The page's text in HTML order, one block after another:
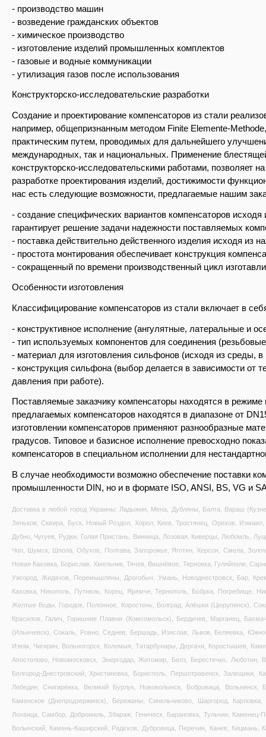
- производство машин
- возведение гражданских объектов
- химическое производство
- изготовление изделий промышленных комплектов
- газовые и водные коммуникации
- утилизация газов после использования
Конструкторско-исследовательские разработки
Создание и проектирование компенсаторов из стали
например, общепризнанным методом Finite Elemente-
практическим путем, проводимых для дальнейшего
международных, так и национальных. Применение
конструкторско-исследовательскими работами, позволяет
разработке проектирования изделий, достижимости
нас есть следующие возможности, предлагаемые нашим
- создание специфических вариантов компенсаторов
гарантирует решение задачи надежности поставляемых
- поставка действительно действенного изделия исходя из
- простота монтирования обеспечивает конструкция
- сокращенный по времени производственный цикл
Особенности изготовления
Классифицирование компенсаторов из стали включает в
- конструктивное исполнение (ангулятные, латеральные и
- тип используемых компонентов для соединения
- материал для изготовления сильфонов (исходя из среды, в
- конструкция сильфона (выбор делается в зависимости
давления при работе).
Поставляемые заказчику компенсаторы находятся в
предлагаемых компенсаторов находятся в диапазоне от
изготовлении компенсаторов применяют разнообразные
градусов. Типовое и базисное исполнение превосходно
компенсаторов в специальном исполнении для
В случае необходимости возможно обеспечение поставки
промышленности DIN, но и в формате ISO, ANSI, BS, VG и
Доставка в любой город Украины: Ладыжин, Мена, Дубляны, Балта, Вараш
Зеньков, Сквира, Буск, Новый Роздол, Хорол, Киев, Тростянец, Орехов,
Дубно, Чугуев, Рудки, Голая Пристань, Винница, Лозовая, Киверцы, Любомль,
Чоп, Шумск, Шпола, Обухов, Полтава, Запорожье, Яготин, Херсон, Смела,
Новая Каховка, Борислав, Хмельник, Тячев, Вишнёвое, Терновка, Гуляйполе,
Ужгород, Жидачов, Перемышляны, Дрогобыч, Умань, Новоднестровск, Бар,
Каховка, Никополь, Путивль, Корец, Яремче, Тернополь, Бобрка, Погребище,
Желтые Воды, Городок, Полонное, Коростень, Болград, Алёшки (Цюрупинск),
Красилов, Галич, Горишние Плавни (Комсомольск), Бердичев, Марганец,
(Ильичевск), Сокаль, Ровно, Седнев, Бершадь, Изяслав, Львов, Беляевка,
Изюм, Чигирин, Вольногорск, Коломыя, Татарбунары, Дергачи, Коростышев,
Апостолово, Новомосковск, Энергодар, Житомир, Белз, Берестечко,
Белгород-Днестровский, Христиновка, Борисполь, Першотравенск, Залещики,
Лебедин, Снигирёвка, Великий Бурлук, Нововолынск, Бобровица,
Каменское (Днепродзержинск), Бережаны, Синельниково, Шаргород,
Лохвица, Самбор, Добромиль, Збараж, Геническ, Барановка, Тульчин,
Волынский, Камень-Каширский, Радехов, Дубровица, Перечин, Канев,